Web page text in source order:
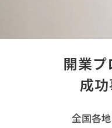
開業プ
成
全国各